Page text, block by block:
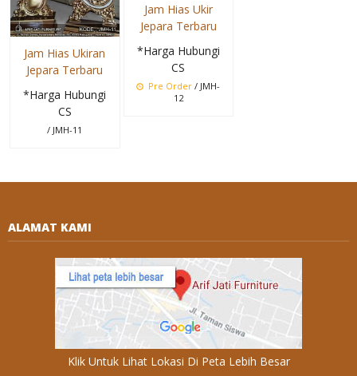
Jam Hias Ukiran
Jepara Terbaru
*Harga Hubungi
CS
/ JMH-11
Jam Hias Ukir
Jepara Terbaru
*Harga Hubungi
CS
Pre Order / JMH-
12
ALAMAT KAMI
Klik Untuk Lihat Lokasi Di Peta Lebih Besar